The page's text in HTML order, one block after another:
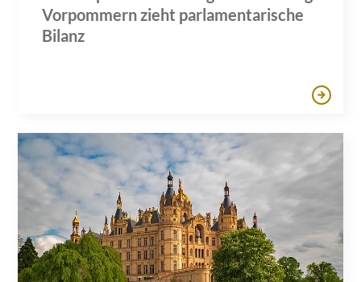
Vorpommern zieht parlamentarische
Bilanz